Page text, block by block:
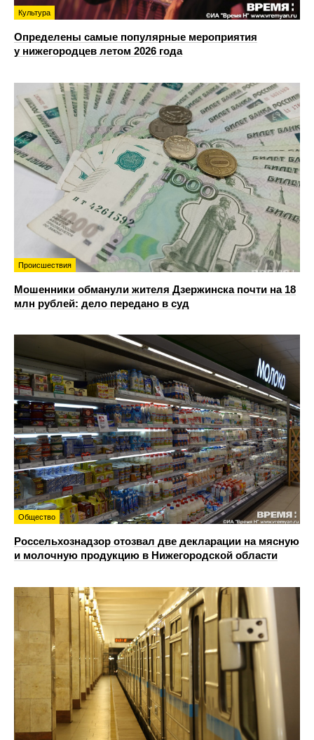
Культура
Определены самые популярные мероприятия
у нижегородцев летом 2026 года
Происшествия
Мошенники обманули жителя Дзержинска почти на 18
млн рублей: дело передано в суд
Общество
Россельхознадзор отозвал две декларации на мясную
и молочную продукцию в Нижегородской области